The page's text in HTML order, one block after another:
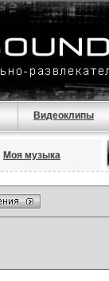
Видеоклипы
Моя музыка